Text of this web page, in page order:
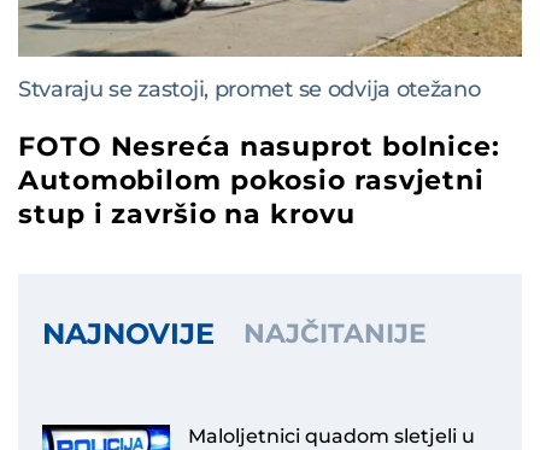
Stvaraju se zastoji, promet se odvija otežano
FOTO Nesreća nasuprot bolnice:
Automobilom pokosio rasvjetni
stup i završio na krovu
NAJNOVIJE NAJČITANIJE
Maloljetnici quadom sletjeli u